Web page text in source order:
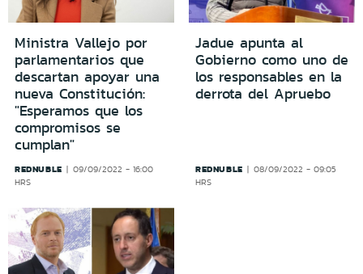
Ministra Vallejo por
parlamentarios que
descartan apoyar una
nueva Constitución:
"Esperamos que los
compromisos se
cumplan"
REDNUBLE
09/09/2022 - 16:00
HRS
Jadue apunta al
Gobierno como uno de
los responsables en la
derrota del Apruebo
REDNUBLE
08/09/2022 - 09:05
HRS